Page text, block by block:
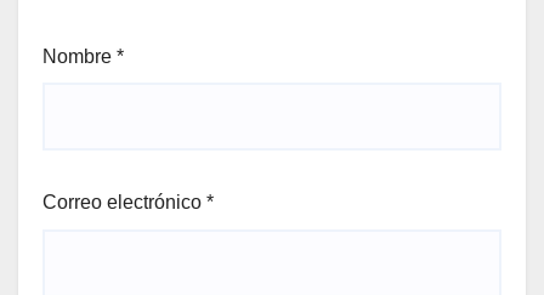
Nombre *
Correo electrónico *